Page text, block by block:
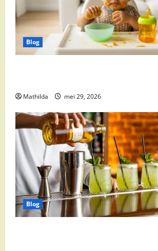
Blog
Mathilda mei 29, 2026
Blog